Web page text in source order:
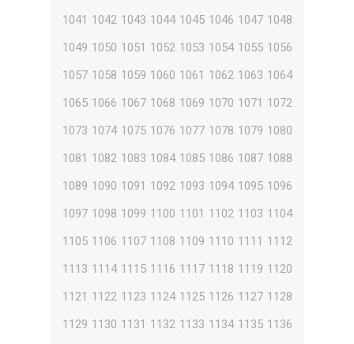
1041 1042 1043 1044 1045 1046 1047 1048
1049 1050 1051 1052 1053 1054 1055 1056
1057 1058 1059 1060 1061 1062 1063 1064
1065 1066 1067 1068 1069 1070 1071 1072
1073 1074 1075 1076 1077 1078 1079 1080
1081 1082 1083 1084 1085 1086 1087 1088
1089 1090 1091 1092 1093 1094 1095 1096
1097 1098 1099 1100 1101 1102 1103 1104
1105 1106 1107 1108 1109 1110 1111 1112
1113 1114 1115 1116 1117 1118 1119 1120
1121 1122 1123 1124 1125 1126 1127 1128
1129 1130 1131 1132 1133 1134 1135 1136